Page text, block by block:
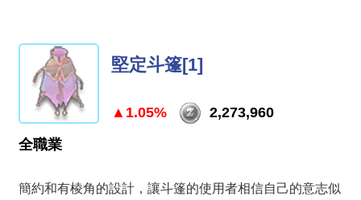
堅定斗篷[1]
▲1.05%
2,273,960
全職業
簡約和有棱角的設計，讓斗篷的使用者相信自己的意志似